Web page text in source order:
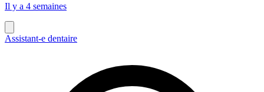
Il y a 4 semaines
Assistant-e dentaire